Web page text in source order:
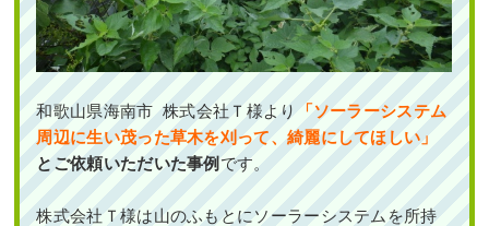
和歌山県海南市 株式会社Ｔ様より
「ソーラーシステム
周辺に生い茂った草木を刈って、綺麗にしてほしい」
とご依頼いただいた事例 です。
株式会社Ｔ様は山のふもとにソーラーシステムを所持